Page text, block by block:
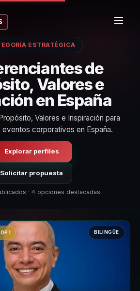
ESTRATÉGICA
de
Valores e
en España
Valores e Inspiración para
corporativos en España.
Explorar perfiles
Solicitar propuesta
· 4 opciones destacadas
1 BILINGÜE